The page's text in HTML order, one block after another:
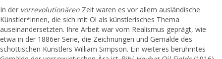
In der vorrevolutionären Zeit waren es vor allem ausländische
Künstler*innen, die sich mit Öl als künstlerisches Thema
auseinandersetzten. Ihre Arbeit war vom Realismus geprägt, wie
etwa in der 1886er Serie, die Zeichnungen und Gemälde des
schottischen Künstlers William Simpson. Ein weiteres berühmtes